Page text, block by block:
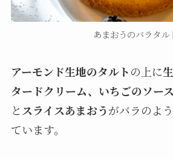
あまおうのバラタル
アーモンド生地のタルトの上に
タードクリーム、いちごのソース
とスライスあまおうがバラのよ
ています。